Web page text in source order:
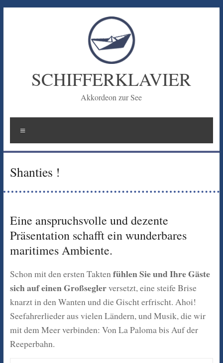
SCHIFFERKLAVIER
Akkordeon zur See
Shanties !
Eine anspruchsvolle und dezente
Präsentation schafft ein wunderbares
maritimes Ambiente.
Schon mit den ersten Taktenfühlen Sie und Ihre Gäste
sich auf einen Großseglerversetzt, eine steife Brise
knarzt in den Wanten und die Gischt erfrischt. Ahoi!
Seefahrerlieder aus vielen Ländern, und Musik, die wir
mit dem Meer verbinden: Von La Paloma bis Auf der
Reeperbahn.